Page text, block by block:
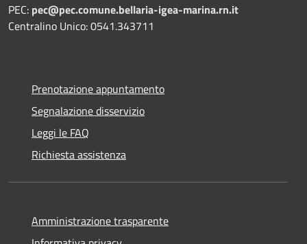
PEC: pec@pec.comune.bellaria-igea-marina.rn.it
Centralino Unico: 0541.343711
Prenotazione appuntamento
Segnalazione disservizio
Leggi le FAQ
Richiesta assistenza
Amministrazione trasparente